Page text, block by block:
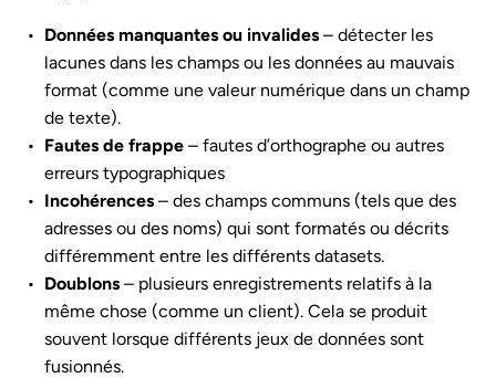
Données manquantes ou invalides – détecter les
lacunes dans les champs ou les données au mauvais
format (comme une valeur numérique dans un champ
de texte).
Fautes de frappe – fautes d’orthographe ou autres
erreurs typographiques
Incohérences – des champs communs (tels que des
adresses ou des noms) qui sont formatés ou décrits
différemment entre les différents datasets.
Doublons – plusieurs enregistrements relatifs à la
même chose (comme un client). Cela se produit
souvent lorsque différents jeux de données sont
fusionnés.